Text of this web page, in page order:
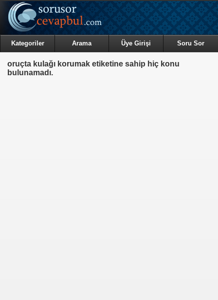
Kategoriler Arama Üye Girişi Soru Sor
oruçta kulağı korumak etiketine sahip hiç konu
bulunamadı.